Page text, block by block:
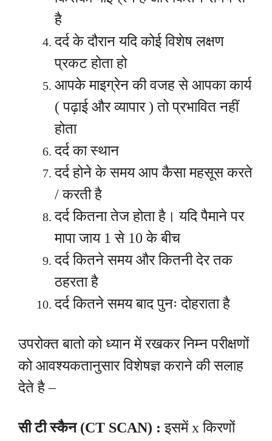
है
दर्द के दौरान यदि कोई विशेष लक्षण
प्रकट होता हो
आपके माइग्रेन की वजह से आपका कार्य
( पढ़ाई और व्यापार ) तो प्रभावित नहीं
होता
दर्द का स्थान
दर्द होने के समय आप कैसा महसूस करते
/ करती है
दर्द कितना तेज होता है। यदि पैमाने पर
मापा जाय 1 से 10 के बीच
दर्द कितने समय और कितनी देर तक
ठहरता है
दर्द कितने समय बाद पुनः दोहराता है
उपरोक्त बातो को ध्यान में रखकर निम्न परीक्षणों
को आवश्यकतानुसार विशेषज्ञ कराने की सलाह
देते है –
सी टी स्कैन (CT SCAN) : इसमें x किरणों